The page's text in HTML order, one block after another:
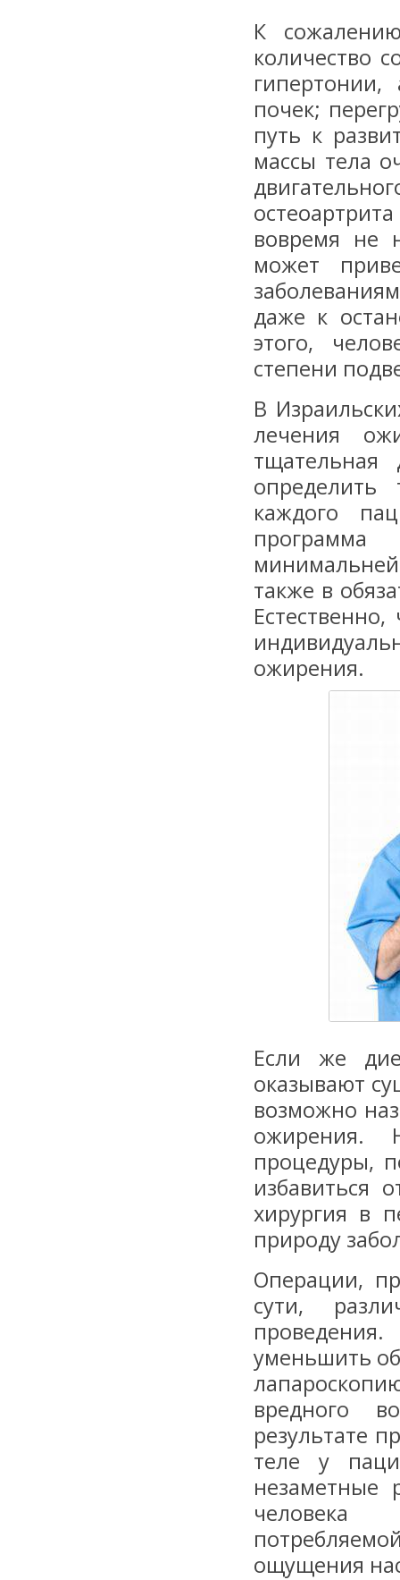
К
количество
почек;
путь к
массы тела
вовремя не
может
даже к
этого,
степени
В
лечения
тщательная
каждого
также в
ожирения.
Если же
оказывают
возможно
ожирения.
процедуры,
избавиться
хирургия в
природу
Операции,
сути,
уменьшить
вредного
результате
теле у
незаметные
человека
ощущения